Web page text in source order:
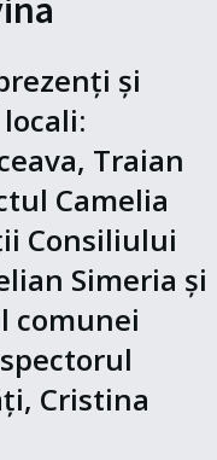
și
Traian
Camelia
Consiliului
Simeria și
comunei
Cristina